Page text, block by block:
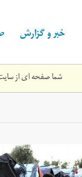
خبر و گزارش
شما صفحه ای از سایت